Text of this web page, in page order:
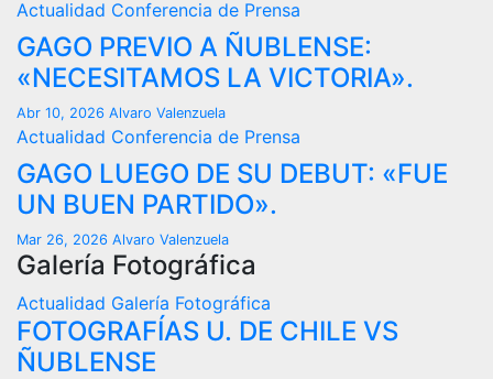
Actualidad Conferencia de Prensa
GAGO PREVIO A ÑUBLENSE:
«NECESITAMOS LA VICTORIA».
Abr 10, 2026 Alvaro Valenzuela
Actualidad Conferencia de Prensa
GAGO LUEGO DE SU DEBUT: «FUE
UN BUEN PARTIDO».
Mar 26, 2026 Alvaro Valenzuela
Galería Fotográfica
Actualidad Galería Fotográfica
FOTOGRAFÍAS U. DE CHILE VS
ÑUBLENSE